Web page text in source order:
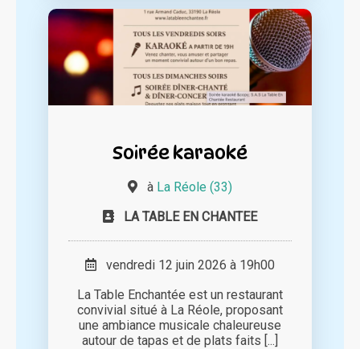
Soirée karaoké
à La Réole (33)
LA TABLE EN CHANTEE
vendredi 12 juin 2026 à 19h00
La Table Enchantée est un restaurant
convivial situé à La Réole, proposant
une ambiance musicale chaleureuse
autour de tapas et de plats faits [...]